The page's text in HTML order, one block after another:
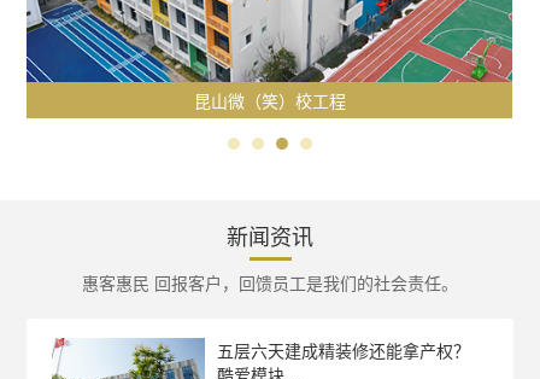
昆山微（笑）校工程
新闻资讯
惠客惠民 回报客户，回馈员工是我们的社会责任。
五层六天建成精装修还能拿产权？